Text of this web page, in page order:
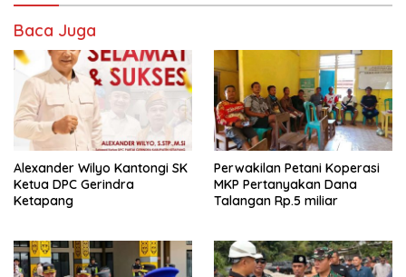
o
o
k
A
p
p
Baca Juga
Alexander Wilyo Kantongi SK
Ketua DPC Gerindra
Ketapang
Perwakilan Petani Koperasi
MKP Pertanyakan Dana
Talangan Rp.5 miliar